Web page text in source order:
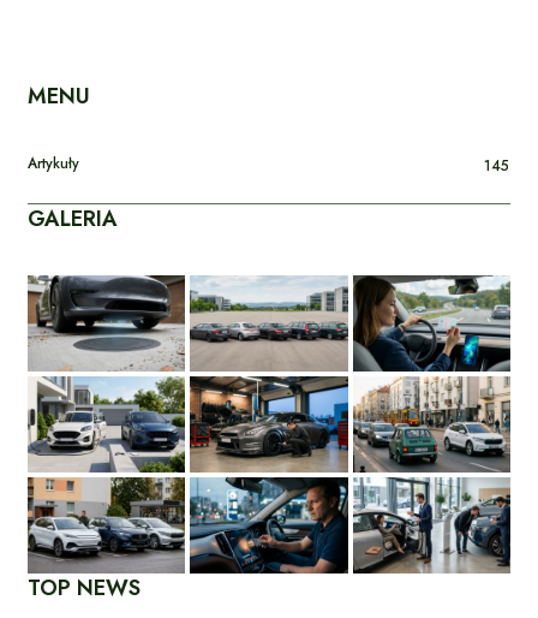
MENU
Artykuły 145
GALERIA
TOP NEWS